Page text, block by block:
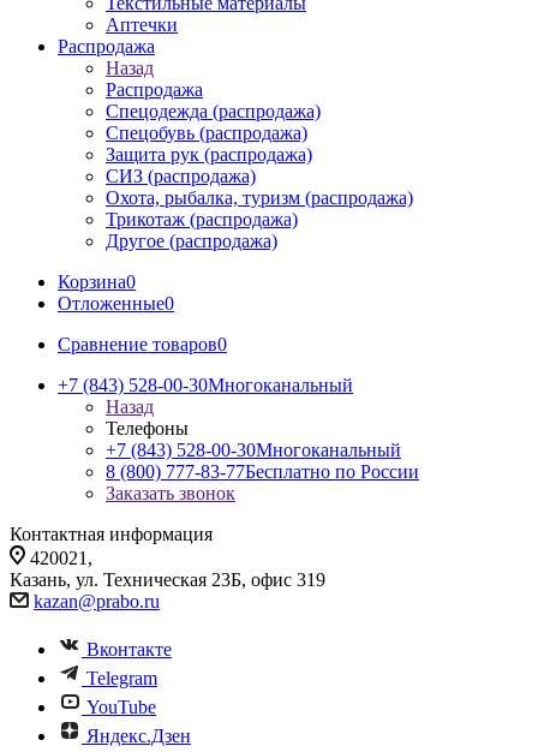
Аптечки
Распродажа
Назад
Распродажа
Спецодежда (распродажа)
Спецобувь (распродажа)
Защита рук (распродажа)
СИЗ (распродажа)
Охота, рыбалка, туризм (распродажа)
Трикотаж (распродажа)
Другое (распродажа)
Корзина0
Отложенные0
Сравнение товаров0
+7 (843) 528-00-30Многоканальный
Назад
Телефоны
+7 (843) 528-00-30Многоканальный
8 (800) 777-83-77Бесплатно по России
Заказать звонок
Контактная информация
420021,
Казань, ул. Техническая 23Б, офис 319
kazan@prabo.ru
Вконтакте
Telegram
YouTube
Яндекс.Дзен